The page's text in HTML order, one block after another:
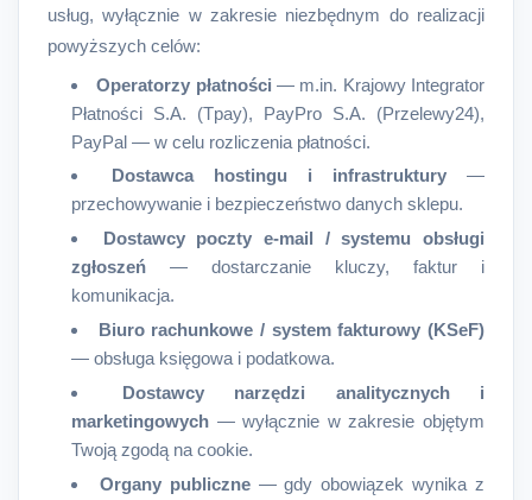
usług, wyłącznie w zakresie niezbędnym do realizacji
powyższych celów:
Operatorzy płatności — m.in. Krajowy Integrator
Płatności S.A. (Tpay), PayPro S.A. (Przelewy24),
PayPal — w celu rozliczenia płatności.
Dostawca hostingu i infrastruktury —
przechowywanie i bezpieczeństwo danych sklepu.
Dostawcy poczty e-mail / systemu obsługi
zgłoszeń — dostarczanie kluczy, faktur i
komunikacja.
Biuro rachunkowe / system fakturowy (KSeF)
— obsługa księgowa i podatkowa.
Dostawcy narzędzi analitycznych i
marketingowych — wyłącznie w zakresie objętym
Twoją zgodą na cookie.
Organy publiczne— gdy obowiązek wynika z